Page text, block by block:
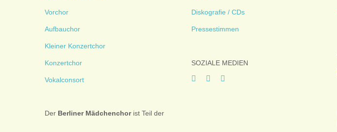
Vorchor
Aufbauchor
Kleiner Konzertchor
Konzertchor
Vokalconsort
Diskografie / CDs
Pressestimmen
SOZIALE MEDIEN
Der Berliner Mädchenchorist Teil der